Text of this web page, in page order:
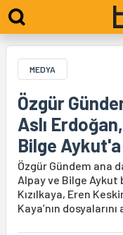
MEDYA
Özgür
Aslı
Bilge
Özgür Gündem ana
Alpay ve Bilge
Kızılkaya, Eren
Kaya’nın dosyalarını